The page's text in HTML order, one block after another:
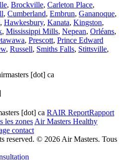
, Brockville, Carleton Place,
, Cumberland, Embrun, Gananoque,
, Hawkesbury, Kanata, Kingston,
, Mississippi Mills, Nepean, Orléans,
, Prescott, Prince Edward
, Russell, Smiths Falls, Stittsville,
[dot] ca
[dot] ca RAIR ReportRapport
les zones Air Masters Healthy
contact
reserved. © 2026 Air Masters. Tous